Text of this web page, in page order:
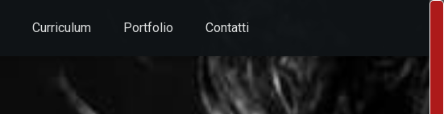
Curriculum Portfolio Contatti